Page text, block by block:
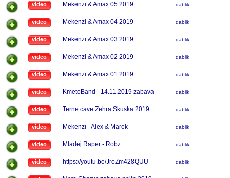
video Mekenzi & Amax 05 2019 dablik
video Mekenzi & Amax 04 2019 dablik
video Mekenzi & Amax 03 2019 dablik
video Mekenzi & Amax 02 2019 dablik
video Mekenzi & Amax 01 2019 dablik
video KmetoBand - 14.11.2019 zabava dablik
video Terne cave Zehra Skuska 2019 dablik
video Mekenzi - Alex & Marek dablik
video Mladej Raper - Robz dablik
video https://youtu.be/JroZm428QUU dablik